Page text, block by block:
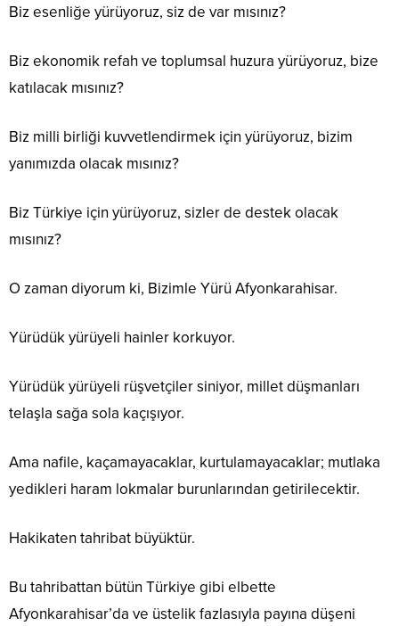
Biz esenliğe yürüyoruz, siz de var mısınız?
Biz ekonomik refah ve toplumsal huzura yürüyoruz, bize
katılacak mısınız?
Biz milli birliği kuvvetlendirmek için yürüyoruz, bizim
yanımızda olacak mısınız?
Biz Türkiye için yürüyoruz, sizler de destek olacak
mısınız?
O zaman diyorum ki, Bizimle Yürü Afyonkarahisar.
Yürüdük yürüyeli hainler korkuyor.
Yürüdük yürüyeli rüşvetçiler siniyor, millet düşmanları
telaşla sağa sola kaçışıyor.
Ama nafile, kaçamayacaklar, kurtulamayacaklar; mutlaka
yedikleri haram lokmalar burunlarından getirilecektir.
Hakikaten tahribat büyüktür.
Bu tahribattan bütün Türkiye gibi elbette
Afyonkarahisar’da ve üstelik fazlasıyla payına düşeni